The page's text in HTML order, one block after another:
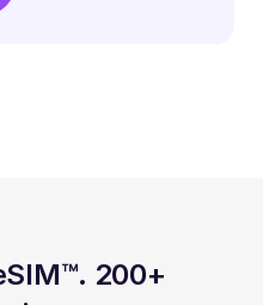
200+